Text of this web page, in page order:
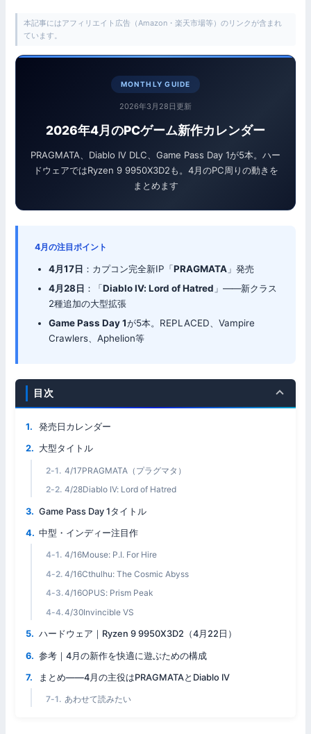
本記事にはアフィリエイト広告（Amazon・楽天市場等）のリンクが含まれ
ています。
MONTHLY GUIDE
2026年3月28日更新
2026年4月のPCゲーム新作カレンダー
PRAGMATA、Diablo IV DLC、Game Pass Day 1が5本。ハー
ドウェアではRyzen 9 9950X3D2も。4月のPC周りの動きを
まとめます
4月の注目ポイント
4月17日 ：カプコン完全新IP「PRAGMATA 」発売
4月28日 ：「Diablo IV: Lord of Hatred 」——新クラス
2種追加の大型拡張
Game Pass Day 1が5本。REPLACED、Vampire
Crawlers、Aphelion等
目次
発売日カレンダー
大型タイトル
4/17PRAGMATA（プラグマタ）
4/28Diablo IV: Lord of Hatred
Game Pass Day 1タイトル
中型・インディー注目作
4/16Mouse: P.I. For Hire
4/16Cthulhu: The Cosmic Abyss
4/16OPUS: Prism Peak
4/30Invincible VS
ハードウェア｜Ryzen 9 9950X3D2（4月22日）
参考｜4月の新作を快適に遊ぶための構成
まとめ——4月の主役はPRAGMATAとDiablo IV
あわせて読みたい